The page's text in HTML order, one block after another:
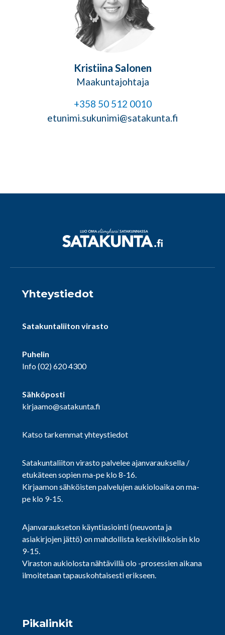
Kristiina Salonen
Maakuntajohtaja
+358 50 512 0010
etunimi.sukunimi@satakunta.fi
Yhteystiedot
Satakuntaliiton virasto
Puhelin
Info(02) 620 4300
Sähköposti
kirjaamo@satakunta.fi
Katso tarkemmat yhteystiedot
Satakuntaliiton virasto palvelee ajanvarauksella /
etukäteen sopien ma-pe klo 8-16.
Kirjaamon sähköisten palvelujen aukioloaika on ma-
pe klo 9-15.
Ajanvaraukseton käyntiasiointi (neuvonta ja
asiakirjojen jättö) on mahdollista keskiviikkoisin klo
9-15.
Viraston aukiolosta nähtävillä olo -prosessien aikana
ilmoitetaan tapauskohtaisesti erikseen.
Pikalinkit